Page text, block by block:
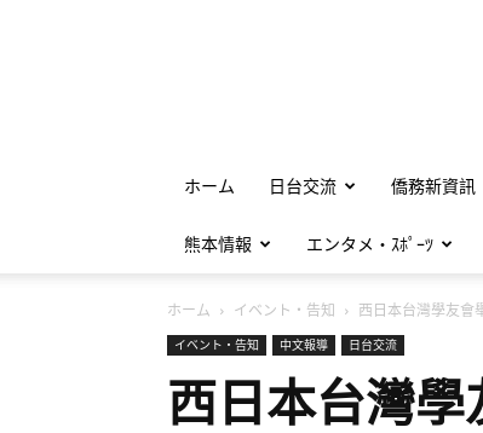
ホーム 日台交流 僑務新資訊
熊本情報 エンタメ・ｽﾎﾟｰﾂ
ホーム イベント・告知 西日本台灣學友會
イベント・告知 中文報導 日台交流
西日本台灣